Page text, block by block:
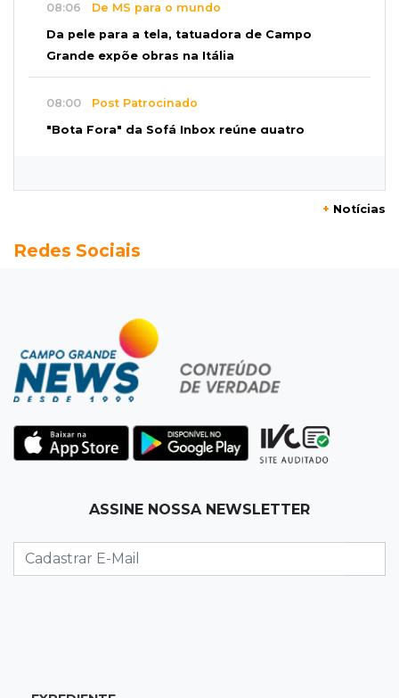
08:06 De MS para o mundo
Da pele para a tela, tatuadora de Campo
Grande expõe obras na Itália
08:00 Post Patrocinado
"Bota Fora" da Sofá Inbox reúne quatro
passeio campo-grandense
Torneio de futsal abre 34ª edição com quatro
jogos neste sábado
07:48Pele Vermelha, Corona, Valley...
imaginação de Scalise
Agosto no Bosque reúne esporte, cultura e
+ Notícias
Redes Sociais
ASSINE NOSSA NEWSLETTER